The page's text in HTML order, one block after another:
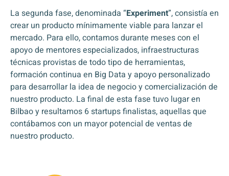
La segunda fase, denominada “Experiment”, consistía en
crear un producto mínimamente viable para lanzar el
mercado. Para ello, contamos durante meses con el
apoyo de mentores especializados, infraestructuras
técnicas provistas de todo tipo de herramientas,
formación continua en Big Data y apoyo personalizado
para desarrollar la idea de negocio y comercialización de
nuestro producto. La final de esta fase tuvo lugar en
Bilbao y resultamos 6 startups finalistas, aquellas que
contábamos con un mayor potencial de ventas de
nuestro producto.